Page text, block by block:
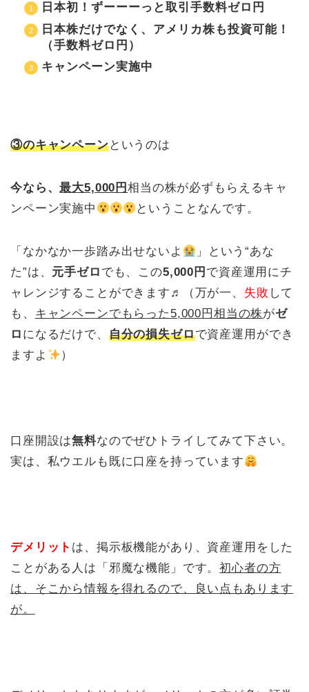
日本初！ずーーーっと取引手数料ゼロ円
日本株だけでなく、アメリカ株も投資可能！
（手数料ゼロ円）
キャンペーン実施中
③のキャンペーンというのは
今なら、最大5,000円相当の株が必ずもらえるキャ
ンペーン実施中
ということなんです。
「なかなか一歩踏み出せないよ
」という“あな
た”は、 元手ゼロ でも、この5,000円 で資産運用にチ
ャレンジすることができます♬（万が一、 失敗 して
も、 キャンペーンでもらった5,000円相当の株がゼ
ロ になるだけで、 自分の損失ゼロで資産運用ができ
ますよ
）
口座開設は無料なのでぜひトライしてみて下さい。
実は、私ウエルも既に口座を持っています
デメリット は、掲示板機能があり、資産運用をした
ことがある人は「邪魔な機能」です。初心者の方
は、そこから情報を得れるので、良い点もあります
が。